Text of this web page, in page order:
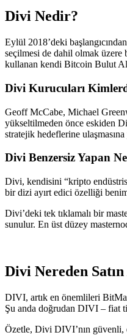
Divi Nedir?
Eylül 2018’deki
seçilmesi de dahil olmak üzere
kullanan kendi Bitcoin Bulut
Divi Kurucuları
Geoff McCabe, Michael
yükseltilmeden önce eskiden
stratejik hedeflerine
Divi Benzersiz Yapan
Divi, kendisini “kripto
bir dizi ayırt edici özelliği
Divi’deki tek tıklamalı bir
sunulur. En üst düzey
Divi Nereden
DIVI, artık en önemlileri
Şu anda doğrudan DIVI – fiat
Özetle, Divi DIVI’nın güvenli,